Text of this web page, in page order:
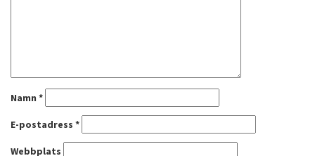
Namn *
E-postadress *
Webbplats